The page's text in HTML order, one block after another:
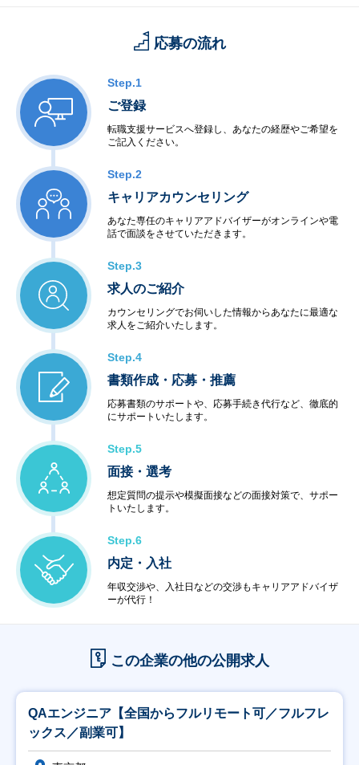
応募の流れ
Step.1
ご登録
転職支援サービスへ登録し、あなたの経歴やご希望を
ご記入ください。
Step.2
キャリアカウンセリング
あなた専任のキャリアアドバイザーがオンラインや電
話で面談をさせていただきます。
Step.3
求人のご紹介
カウンセリングでお伺いした情報からあなたに最適な
求人をご紹介いたします。
Step.4
書類作成・応募・推薦
応募書類のサポートや、応募手続き代行など、徹底的
にサポートいたします。
Step.5
面接・選考
想定質問の提示や模擬面接などの面接対策で、サポー
トいたします。
Step.6
内定・入社
年収交渉や、入社日などの交渉もキャリアアドバイザ
ーが代行！
この企業の他の公開求人
QAエンジニア【全国からフルリモート可／フルフレ
ックス／副業可】